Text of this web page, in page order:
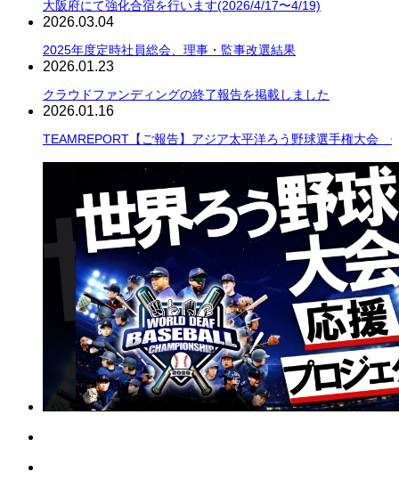
大阪府にて強化合宿を行います(2026/4/17〜4/19)
2026.03.04
2025年度定時社員総会、理事・監事改選結果
2026.01.23
クラウドファンディングの終了報告を掲載しました
2026.01.16
TEAMREPORT【ご報告】アジア太平洋ろう野球選手権大会